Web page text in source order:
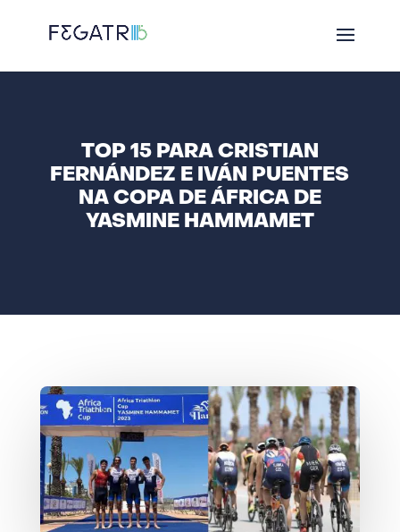
TOP 15 PARA CRISTIAN
FERNÁNDEZ E IVÁN PUENTES
NA COPA DE ÁFRICA DE
YASMINE HAMMAMET